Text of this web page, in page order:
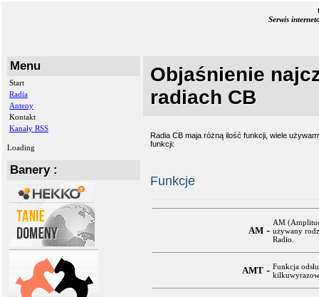
Serwis
Menu
Start
Radia
Anteny
Kontakt
Kanały RSS
Loading
Banery :
Objaśnienie
radiach CB
Radia CB maja różną ilość funkcji, wiele
funkcji:
Funkcje
AM -
AM
używany
Radio.
AMT - Funkcja